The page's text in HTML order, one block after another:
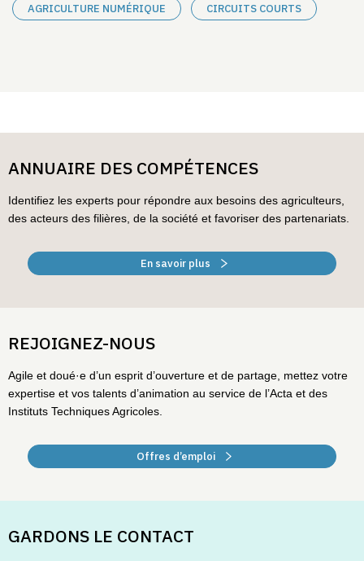
AGRICULTURE NUMÉRIQUE CIRCUITS COURTS
ANNUAIRE DES COMPÉTENCES
Identifiez les experts pour répondre aux besoins des agriculteurs,
des acteurs des filières, de la société et favoriser des partenariats.
En savoir plus
REJOIGNEZ-NOUS
Agile et doué·e d’un esprit d’ouverture et de partage, mettez votre
expertise et vos talents d’animation au service de l’Acta et des
Instituts Techniques Agricoles.
Offres d’emploi
GARDONS LE CONTACT